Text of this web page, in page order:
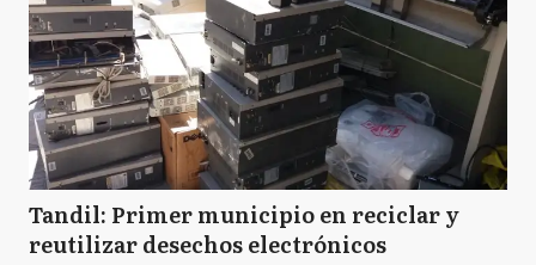
Tandil: Primer municipio en reciclar y
reutilizar desechos electrónicos